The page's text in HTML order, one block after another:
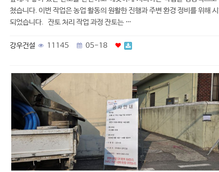
쳤습니다. 이번 작업은 농업 활동의 원활한 진행과 주변 환경 정비를 위해
되었습니다. 잔토 처리 작업 과정 잔토는 …
강우건설 11145 05-18